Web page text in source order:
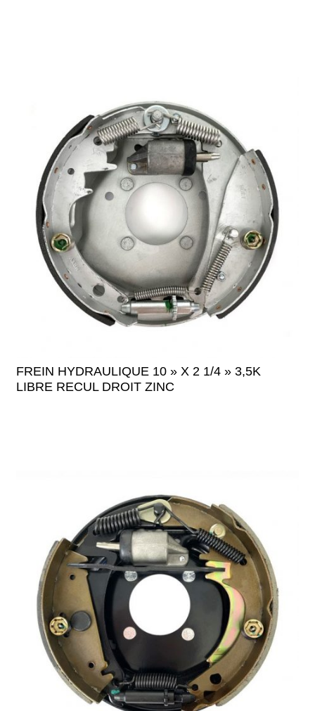
FREIN HYDRAULIQUE 10 » X 2 1/4 » 3,5K
LIBRE RECUL DROIT ZINC